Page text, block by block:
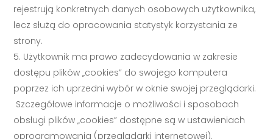
rejestrują konkretnych danych osobowych użytkownika,
lecz służą do opracowania statystyk korzystania ze
strony.
Użytkownik ma prawo zadecydowania w zakresie
dostępu plików „cookies” do swojego komputera
poprzez ich uprzedni wybór w oknie swojej przeglądarki.
Szczegółowe informacje o możliwości i sposobach
obsługi plików „cookies” dostępne są w ustawieniach
oprogramowania (przeglądarki internetowej).